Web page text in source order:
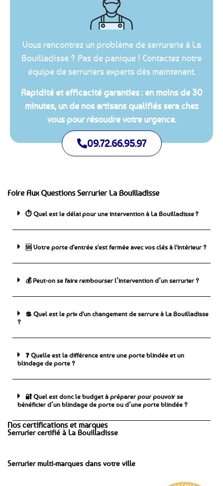
Vous rencontrez un problème de serrurerie à La
Bouilladisse ? Pas de panique ! Contactez notre
équipe de serruriers experts dès maintenant.
Rapidité et efficacité garanties : en moins de 30
minutes, un de nos artisans qualifiés sera chez
vous pour résoudre votre urgence.
09.72.66.95.97
Foire Aux Questions Serrurier La Bouilladisse
⏱️ Quel est le délai pour une intervention à La Bouilladisse ?
🆘 ️Votre porte d'entrée s'est fermée avec vos clés à l'intérieur ?
💰 Peut-on se faire rembourser l’intervention d’un serrurier ?
💲 Quel est le prix d'un changement de serrure à La Bouilladisse
?
❓ Quelle est la différence entre une porte blindée et un
blindage de porte ?
🔐 Quel est donc le budget à préparer pour pouvoir se
bénéficier d’un blindage de porte ou d’une porte blindée ?
Nos certifications et marques
Serrurier certifié à La Bouilladisse
Serrurier multi-marques dans votre ville